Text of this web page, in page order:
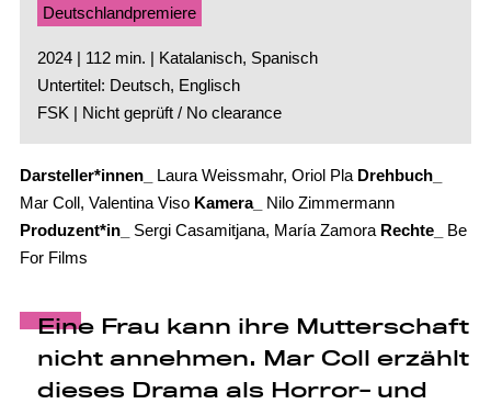
Deutschlandpremiere
2024 | 112 min. | Katalanisch, Spanisch
Untertitel: Deutsch, Englisch
FSK | Nicht geprüft / No clearance
Darsteller*innen_ Laura Weissmahr, Oriol Pla Drehbuch_
Mar Coll, Valentina Viso Kamera_
Nilo Zimmermann
Produzent*in_
Sergi Casamitjana, María Zamora Rechte_
Be
For Films
Eine Frau kann ihre Mutterschaft
nicht annehmen. Mar Coll erzählt
dieses Drama als Horror- und